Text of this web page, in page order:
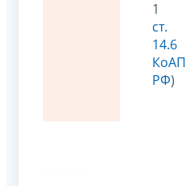
1
ст.
14.6
КоАП
РФ)